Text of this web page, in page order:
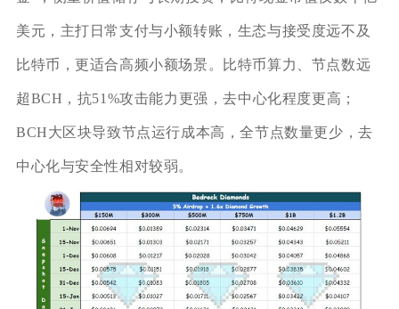
美元，主打日常支付与小额转账，生态与接受度远不及
比特币，更适合高频小额场景。比特币算力、节点数远
超BCH，抗51%攻击能力更强，去中心化程度更高；
BCH大区块导致节点运行成本高，全节点数量更少，去
中心化与安全性相对较弱。